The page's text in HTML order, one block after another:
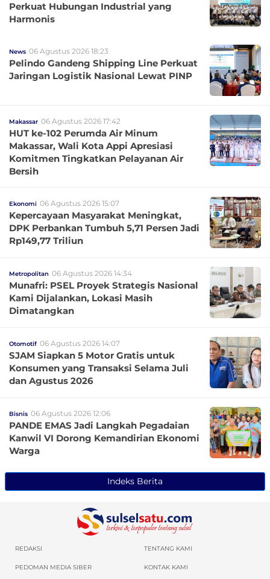
Perkuat Hubungan Industrial yang
Harmonis
News 06 Agustus 2026 18:23
Pelindo Gandeng Shipping Line Perkuat
Jaringan Logistik Nasional Lewat PINP
Makassar 06 Agustus 2026 17:42
HUT ke-102 Perumda Air Minum
Makassar, Wali Kota Appi Apresiasi
Komitmen Tingkatkan Pelayanan Air
Bersih
Ekonomi 06 Agustus 2026 15:07
Kepercayaan Masyarakat Meningkat,
DPK Perbankan Tumbuh 5,71 Persen Jadi
Rp149,77 Triliun
Metropolitan 06 Agustus 2026 14:34
Munafri: PSEL Proyek Strategis Nasional
Kami Dijalankan, Lokasi Masih
Dimatangkan
Otomotif 06 Agustus 2026 14:07
SJAM Siapkan 5 Motor Gratis untuk
Konsumen yang Transaksi Selama Juli
dan Agustus 2026
Bisnis 06 Agustus 2026 12:06
PANDE EMAS Jadi Langkah Pegadaian
Kanwil VI Dorong Kemandirian Ekonomi
Warga
Indeks Berita
REDAKSI TENTANG KAMI
PEDOMAN MEDIA SIBER KONTAK KAMI